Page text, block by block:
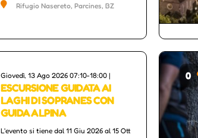
Rifugio Nasereto, Parcines, BZ
Giovedì, 13 Ago 2026 07:10-18:00 |
ESCURSIONE GUIDATA AI
LAGHI DI SOPRANES CON
GUIDA ALPINA
L'evento si tiene dal 11 Giu 2026 al 15 Ott
0
Others